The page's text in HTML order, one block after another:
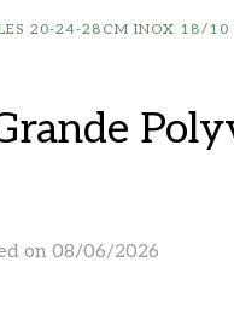
20-24-28CM INOX 18/10
on 08/06/2026